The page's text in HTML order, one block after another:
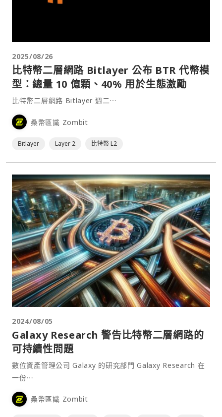
2025/08/26
比特幣二層網路 Bitlayer 公布 BTR 代幣模
型：總量 10 億顆、40% 用於生態激勵
比特幣二層網路 Bitlayer 週二⋯
桑幣區識 Zombit
Bitlayer Layer 2 比特幣 L2
2024/08/05
Galaxy Research 警告比特幣二層網路的
可持續性問題
數位資產管理公司 Galaxy 的研究部門 Galaxy Research 在
一份⋯
桑幣區識 Zombit